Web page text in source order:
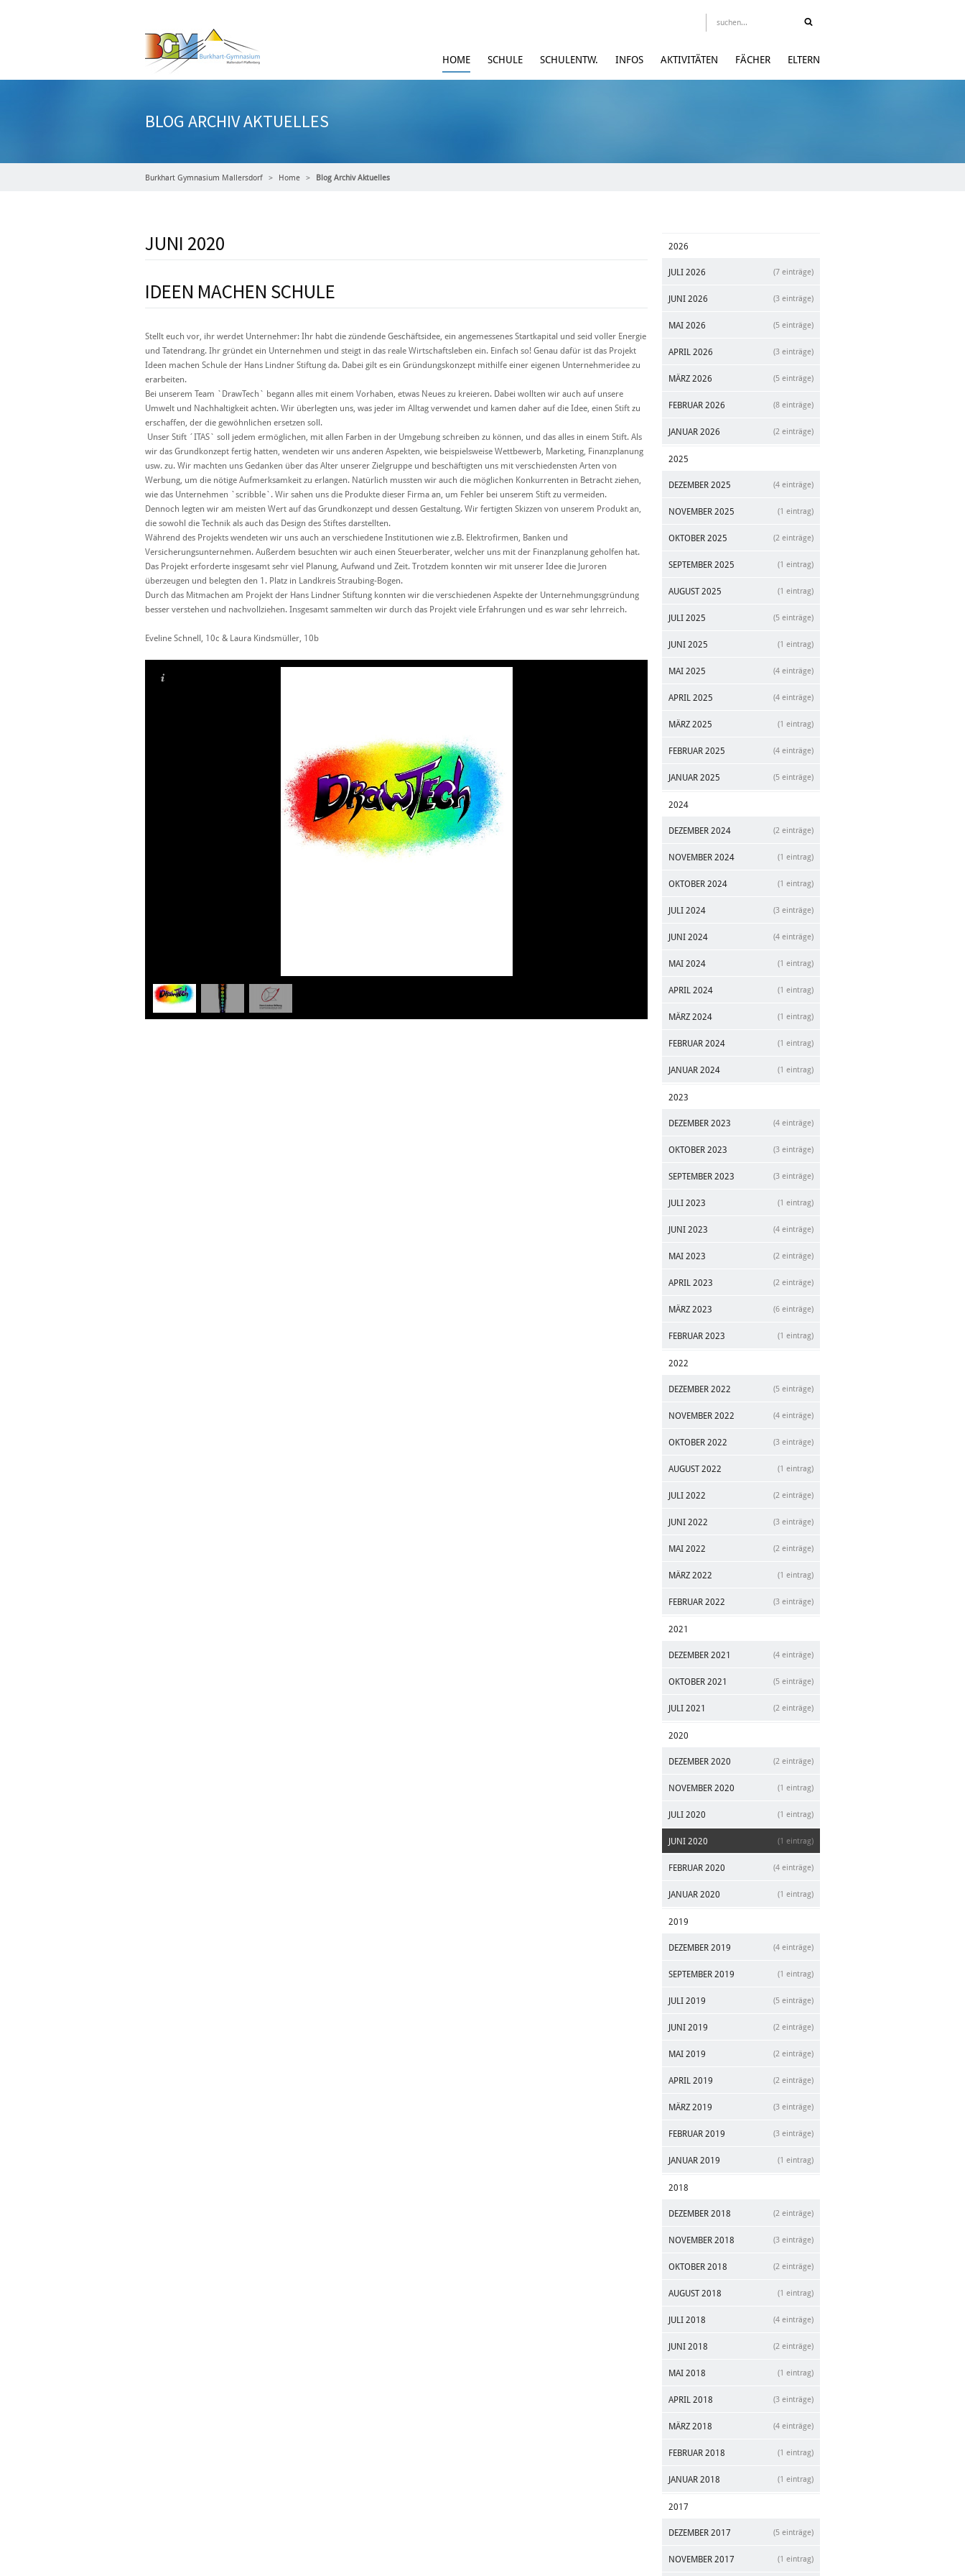
HOME SCHULE SCHULENTW. INFOS AKTIVITÄTEN FÄCHER ELTERN
BLOG ARCHIV AKTUELLES
Burkhart Gymnasium Mallersdorf Home Blog Archiv Aktuelles
JUNI 2020
IDEEN MACHEN SCHULE
Stellt euch vor, ihr werdet Unternehmer: Ihr habt die zündende Geschäftsidee, ein angemessenes Startkapital und seid voller Energie
und Tatendrang. Ihr gründet ein Unternehmen und steigt in das reale Wirtschaftsleben ein. Einfach so! Genau dafür ist das Projekt
Ideen machen Schule der Hans Lindner Stiftung da. Dabei gilt es ein Gründungskonzept mithilfe einer eigenen Unternehmeridee zu
erarbeiten.
Bei unserem Team `DrawTech` begann alles mit einem Vorhaben, etwas Neues zu kreieren. Dabei wollten wir auch auf unsere
Umwelt und Nachhaltigkeit achten. Wir überlegten uns, was jeder im Alltag verwendet und kamen daher auf die Idee, einen Stift zu
erschaffen, der die gewöhnlichen ersetzen soll.
Unser Stift ´ITAS` soll jedem ermöglichen, mit allen Farben in der Umgebung schreiben zu können, und das alles in einem Stift. Als
wir das Grundkonzept fertig hatten, wendeten wir uns anderen Aspekten, wie beispielsweise Wettbewerb, Marketing, Finanzplanung
usw. zu. Wir machten uns Gedanken über das Alter unserer Zielgruppe und beschäftigten uns mit verschiedensten Arten von
Werbung, um die nötige Aufmerksamkeit zu erlangen. Natürlich mussten wir auch die möglichen Konkurrenten in Betracht ziehen,
wie das Unternehmen `scribble`. Wir sahen uns die Produkte dieser Firma an, um Fehler bei unserem Stift zu vermeiden.
Dennoch legten wir am meisten Wert auf das Grundkonzept und dessen Gestaltung. Wir fertigten Skizzen von unserem Produkt an,
die sowohl die Technik als auch das Design des Stiftes darstellten.
Während des Projekts wendeten wir uns auch an verschiedene Institutionen wie z.B. Elektrofirmen, Banken und
Versicherungsunternehmen. Außerdem besuchten wir auch einen Steuerberater, welcher uns mit der Finanzplanung geholfen hat.
Das Projekt erforderte insgesamt sehr viel Planung, Aufwand und Zeit. Trotzdem konnten wir mit unserer Idee die Juroren
überzeugen und belegten den 1. Platz in Landkreis Straubing-Bogen.
Durch das Mitmachen am Projekt der Hans Lindner Stiftung konnten wir die verschiedenen Aspekte der Unternehmungsgründung
besser verstehen und nachvollziehen. Insgesamt sammelten wir durch das Projekt viele Erfahrungen und es war sehr lehrreich.
Eveline Schnell, 10c & Laura Kindsmüller, 10b
2026
JULI 2026 (7 einträge)
JUNI 2026 (3 einträge)
MAI 2026 (5 einträge)
APRIL 2026 (3 einträge)
MÄRZ 2026 (5 einträge)
FEBRUAR 2026 (8 einträge)
JANUAR 2026 (2 einträge)
2025
DEZEMBER 2025 (4 einträge)
NOVEMBER 2025 (1 eintrag)
OKTOBER 2025 (2 einträge)
SEPTEMBER 2025 (1 eintrag)
AUGUST 2025 (1 eintrag)
JULI 2025 (5 einträge)
JUNI 2025 (1 eintrag)
MAI 2025 (4 einträge)
APRIL 2025 (4 einträge)
MÄRZ 2025 (1 eintrag)
FEBRUAR 2025 (4 einträge)
JANUAR 2025 (5 einträge)
2024
DEZEMBER 2024 (2 einträge)
NOVEMBER 2024 (1 eintrag)
OKTOBER 2024 (1 eintrag)
JULI 2024 (3 einträge)
JUNI 2024 (4 einträge)
MAI 2024 (1 eintrag)
APRIL 2024 (1 eintrag)
MÄRZ 2024 (1 eintrag)
FEBRUAR 2024 (1 eintrag)
JANUAR 2024 (1 eintrag)
2023
DEZEMBER 2023 (4 einträge)
OKTOBER 2023 (3 einträge)
SEPTEMBER 2023 (3 einträge)
JULI 2023 (1 eintrag)
JUNI 2023 (4 einträge)
MAI 2023 (2 einträge)
APRIL 2023 (2 einträge)
MÄRZ 2023 (6 einträge)
FEBRUAR 2023 (1 eintrag)
2022
DEZEMBER 2022 (5 einträge)
NOVEMBER 2022 (4 einträge)
OKTOBER 2022 (3 einträge)
AUGUST 2022 (1 eintrag)
JULI 2022 (2 einträge)
JUNI 2022 (3 einträge)
MAI 2022 (2 einträge)
MÄRZ 2022 (1 eintrag)
FEBRUAR 2022 (3 einträge)
2021
DEZEMBER 2021 (4 einträge)
OKTOBER 2021 (5 einträge)
JULI 2021 (2 einträge)
2020
DEZEMBER 2020 (2 einträge)
NOVEMBER 2020 (1 eintrag)
JULI 2020 (1 eintrag)
JUNI 2020 (1 eintrag)
FEBRUAR 2020 (4 einträge)
JANUAR 2020 (1 eintrag)
2019
DEZEMBER 2019 (4 einträge)
SEPTEMBER 2019 (1 eintrag)
JULI 2019 (5 einträge)
JUNI 2019 (2 einträge)
MAI 2019 (2 einträge)
APRIL 2019 (2 einträge)
MÄRZ 2019 (3 einträge)
FEBRUAR 2019 (3 einträge)
JANUAR 2019 (1 eintrag)
2018
DEZEMBER 2018 (2 einträge)
NOVEMBER 2018 (3 einträge)
OKTOBER 2018 (2 einträge)
AUGUST 2018 (1 eintrag)
JULI 2018 (4 einträge)
JUNI 2018 (2 einträge)
MAI 2018 (1 eintrag)
APRIL 2018 (3 einträge)
MÄRZ 2018 (4 einträge)
FEBRUAR 2018 (1 eintrag)
JANUAR 2018 (1 eintrag)
2017
DEZEMBER 2017 (5 einträge)
NOVEMBER 2017 (1 eintrag)